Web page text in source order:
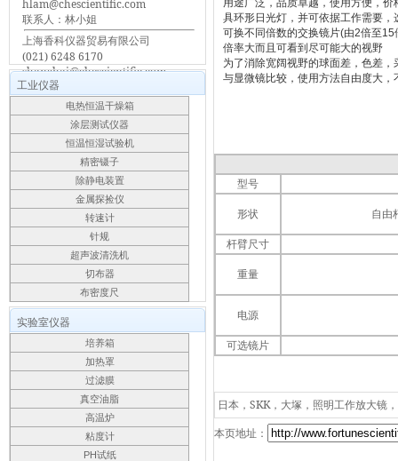
hlam@chescientific.com
联系人：林小姐
上海香科仪器贸易有限公司
(021) 6248 6170
shanghai@chescientific.com
联系人：车先生
工业仪器
电热恒温干燥箱
涂层测试仪器
恒温恒湿试验机
精密镊子
除静电装置
金属探捡仪
转速计
针规
超声波清洗机
切布器
布密度尺
实验室仪器
培养箱
加热罩
过滤膜
真空油脂
高温炉
粘度计
PH试纸
用途广泛，品质卓越，使用方便，价
具环形日光灯，并可依据工作需要，
可换不同倍数的交换镜片(由2倍至
倍率大而且可看到尽可能大的视野
为了消除宽阔视野的球面差，色差
与显微镜比较，使用方法自由度大
型号
形状
自由
杆臂尺寸
重量
电源
可选镜片
日本，SKK，大塚，照明工作放大镜
本页地址：